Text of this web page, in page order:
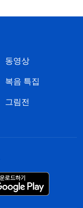
동영상
복음 특집
그림전